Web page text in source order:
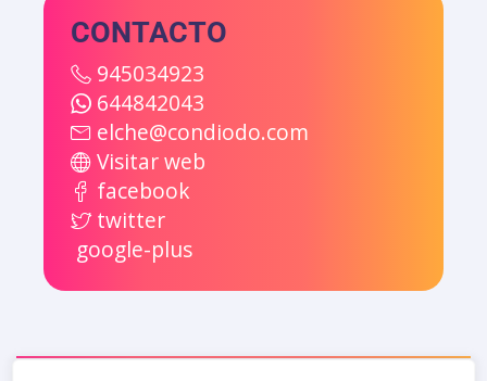
CONTACTO
945034923
644842043
elche@condiodo.com
Visitar web
facebook
twitter
google-plus